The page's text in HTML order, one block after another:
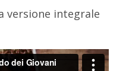
versione integrale